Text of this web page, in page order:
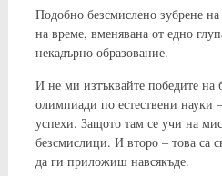
Подобно безсмислено зубрене
на време, вменявана от едно
некадърно образование.
И не ми изтъквайте победите на
олимпиади по естествени науки
успехи. Защото там се учи на
безсмислици. И второ – това са
да ги приложиш навсякъде.